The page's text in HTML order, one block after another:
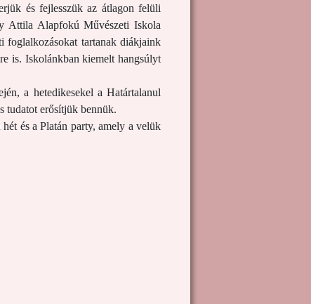
és fejlesszük az átlagon felüli
Attila Alapfokú Művészeti Iskola
foglalkozásokat tartanak diákjaink
is. Iskolánkban kiemelt hangsúlyt
a hetedikesekel a Határtalanul
tudatot erősítjük bennük.
és a Platán party, amely a velük